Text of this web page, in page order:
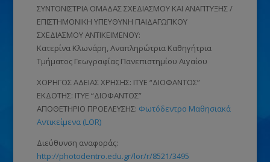
ΣΥΝΤΟΝΙΣΤΡΙΑ ΟΜΑΔΑΣ ΣΧΕΔΙΑΣΜΟΥ ΚΑΙ ΑΝΑΠΤΥΞΗΣ /
ΕΠΙΣΤΗΜΟΝΙΚΗ ΥΠΕΥΘΥΝΗ ΠΑΙΔΑΓΩΓΙΚΟΥ
ΣΧΕΔΙΑΣΜΟΥ ΑΝΤΙΚΕΙΜΕΝΟΥ:
Κατερίνα Κλωνάρη, Αναπληρώτρια Καθηγήτρια
Τμήματος Γεωγραφίας Πανεπιστημίου Αιγαίου
ΧΟΡΗΓΟΣ ΑΔΕΙΑΣ ΧΡΗΣΗΣ: ΙΤΥΕ “ΔΙΟΦΑΝΤΟΣ”
ΕΚΔΟΤΗΣ: ΙΤΥΕ “ΔΙΟΦΑΝΤΟΣ”
ΑΠΟΘΕΤΗΡΙΟ ΠΡΟΕΛΕΥΣΗΣ: Φωτόδεντρο Μαθησιακά
Αντικείμενα (LOR)
Διεύθυνση αναφοράς:
http://photodentro.edu.gr/lor/r/8521/3495